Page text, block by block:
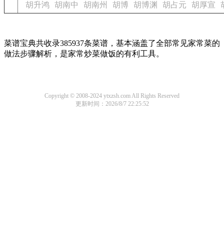
胡升鸿 胡南中 胡南州 胡博 胡博渊 胡占元 胡厚宣
菜谱宝典共收录385937条菜谱，基本涵盖了全部常见家常菜的
做法步骤解析，是家常炒菜做饭的有利工具。
Copyright © 2008-2024 ytxzsh.com All Rights Reserved
更新时间：2026/8/7 22:25:52